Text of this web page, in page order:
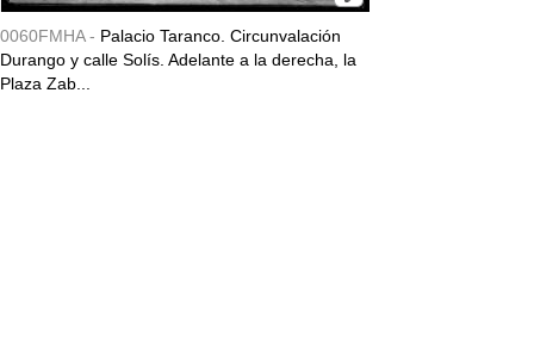
0060FMHA - Palacio Taranco. Circunvalación
Durango y calle Solís. Adelante a la derecha, la
Plaza Zab...